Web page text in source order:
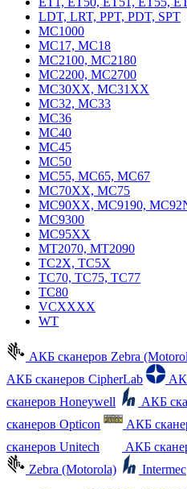
LDT, LRT, PPT, PDT, SPT
MC1000
MC17, MC18
MC2100, MC2180
MC2200, MC2700
MC30XX, MC31XX
MC32, MC33
MC36
MC40
MC45
MC50
MC55, MC65, MC67
MC70XX, MC75
MC90XX, MC9190,
MC9300
MC95XX
MT2070, MT2090
TC2X, TC5X
TC70, TC75, TC77
TC80
VCXXXX
WT
АКБ сканеров Zebra
АКБ сканеров CipherLab
сканеров Honeywell
АКБ
сканеров Opticon
АКБ
сканеров Unitech
АКБ
Zebra (Motorola)
Intermec